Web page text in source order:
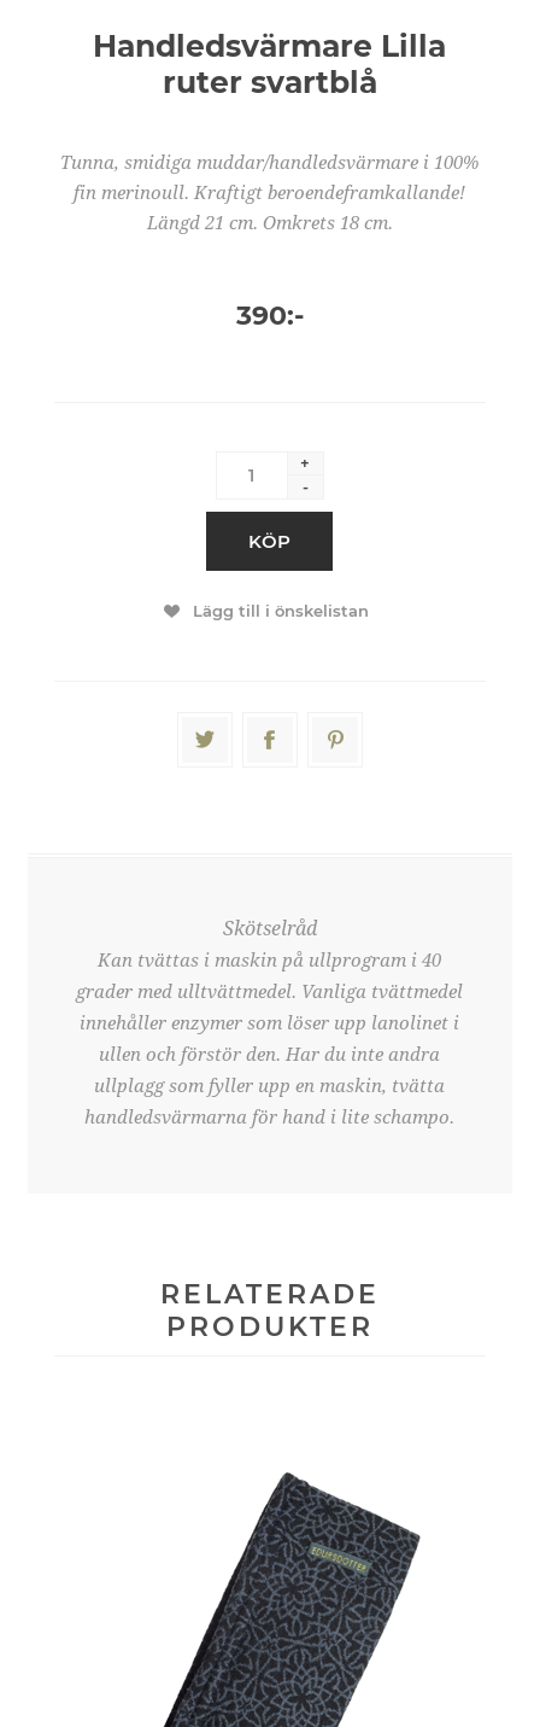
Handledsvärmare Lilla
ruter svartblå
Tunna, smidiga muddar/handledsvärmare i 100%
fin merinoull. Kraftigt beroendeframkallande!
Längd 21 cm. Omkrets 18 cm.
390:-
+
-
KÖP
Lägg till i önskelistan
Skötselråd
Kan tvättas i maskin på ullprogram i 40
grader med ulltvättmedel. Vanliga tvättmedel
innehåller enzymer som löser upp lanolinet i
ullen och förstör den. Har du inte andra
ullplagg som fyller upp en maskin, tvätta
handledsvärmarna för hand i lite schampo.
RELATERADE
PRODUKTER